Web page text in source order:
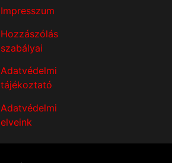
Impresszum
Hozzászólás
szabályai
Adatvédelmi
tájékoztató
Adatvédelmi
elveink